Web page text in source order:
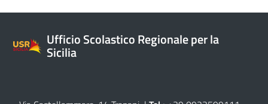
Ufficio Scolastico Regionale per la
Sicilia